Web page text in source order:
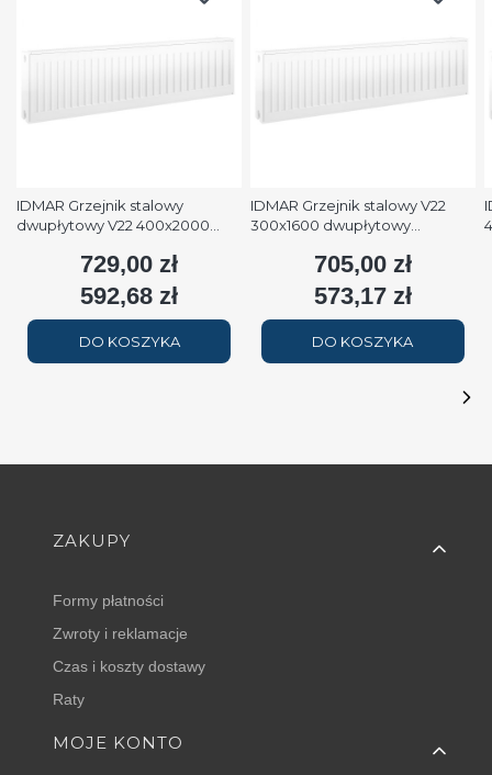
IDMAR Grzejnik stalowy
dwupłytowy V22 400x2000
2508W (90/70/20°C) biały
Cena
729,00 zł
Cena
592,68 zł
DO KOSZYKA
IDMAR Grzejnik stalowy V22
300x1600 dwupłytowy
(90/70/20°C) biały RAL9016
Cena
705,00 zł
Cena
573,17 zł
DO KOSZYKA
Linki w stopce
ZAKUPY
Formy płatności
Zwroty i reklamacje
Czas i koszty dostawy
Raty
MOJE KONTO